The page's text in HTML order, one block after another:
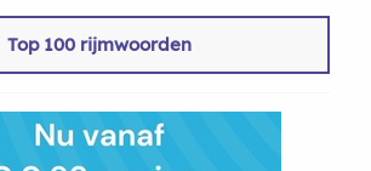
Top 100 rijmwoorden